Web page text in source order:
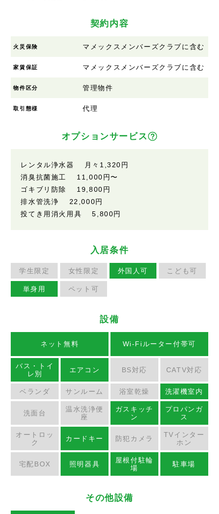
契約内容
火災保険 マメックスメンバーズクラブに含む
家賃保証 マメックスメンバーズクラブに含む
物件区分 管理物件
取引態様 代理
オプションサービス
レンタル浄水器 月々 1,320円
消臭抗菌施工 11,000円 〜
ゴキブリ防除 19,800円
排水管洗浄 22,000円
投てき用消火用具5,800円
入居条件
学生限定 女性限定 外国人可 こども可
単身用 ペット可
設備
ネット無料 Wi-Fiルーター付帯可
バス・トイ
レ別
エアコン BS対応 CATV対応
ベランダ サンルーム 浴室乾燥 洗濯機室内
洗面台
温水洗浄便
座
ガスキッチ
ン
プロパンガ
ス
オートロッ
ク
カードキー 防犯カメラ
TVインター
ホン
宅配BOX 照明器具
屋根付駐輪
場
駐車場
その他設備